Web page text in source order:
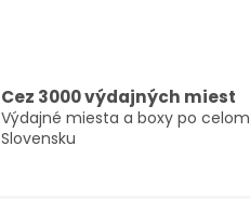
Cez 3000 výdajných miest
Výdajné miesta a boxy po celom
Slovensku